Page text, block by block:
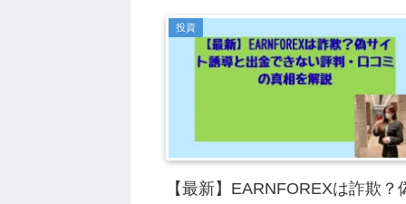
投資
【最新】EARNFOREXは詐欺？